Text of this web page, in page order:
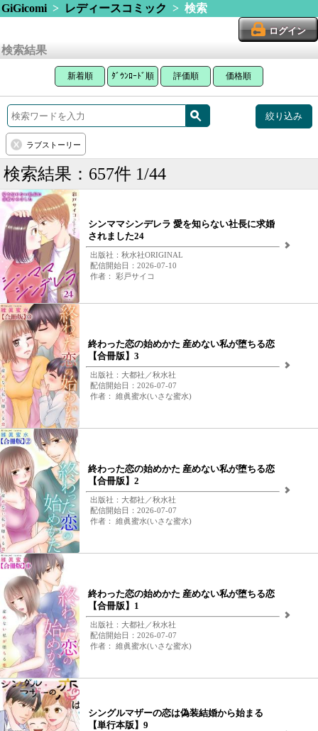
GiGicomi> レディースコミック > 検索
ログイン
検索結果
新着順 ﾀﾞｳﾝﾛｰﾄﾞ順 評価順 価格順
絞り込み
ラブストーリー
検索結果：657件 1/44
シンママシンデレラ 愛を知らない社長に求婚
されました24
出版社：秋水社ORIGINAL
配信開始日：2026-07-10
作者： 彩戸サイコ
終わった恋の始めかた 産めない私が堕ちる恋
【合冊版】3
出版社：大都社／秋水社
配信開始日：2026-07-07
作者： 維眞蜜水(いさな蜜水)
終わった恋の始めかた 産めない私が堕ちる恋
【合冊版】2
出版社：大都社／秋水社
配信開始日：2026-07-07
作者： 維眞蜜水(いさな蜜水)
終わった恋の始めかた 産めない私が堕ちる恋
【合冊版】1
出版社：大都社／秋水社
配信開始日：2026-07-07
作者： 維眞蜜水(いさな蜜水)
シングルマザーの恋は偽装結婚から始まる
【単行本版】9